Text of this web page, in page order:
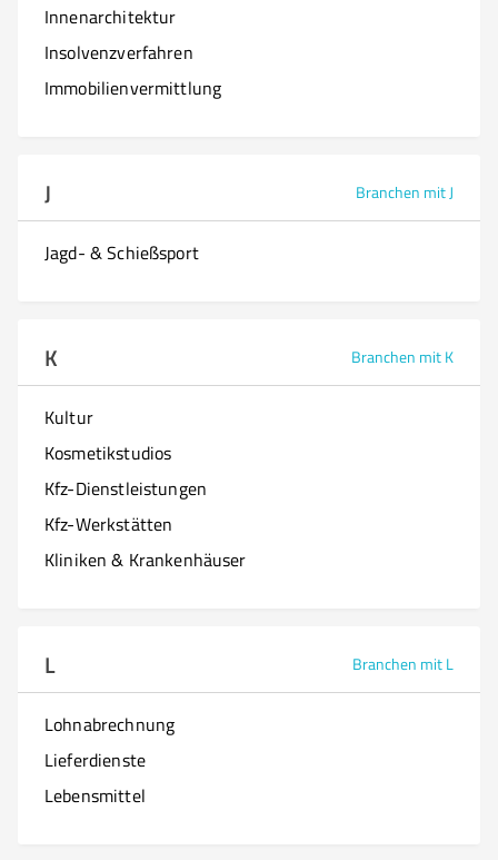
Innenarchitektur
Insolvenzverfahren
Immobilienvermittlung
J Branchen mit J
Jagd- & Schießsport
K Branchen mit K
Kultur
Kosmetikstudios
Kfz-Dienstleistungen
Kfz-Werkstätten
Kliniken & Krankenhäuser
L Branchen mit L
Lohnabrechnung
Lieferdienste
Lebensmittel